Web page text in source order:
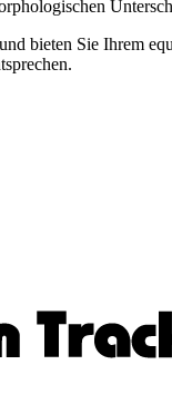
bieten Sie Ihrem